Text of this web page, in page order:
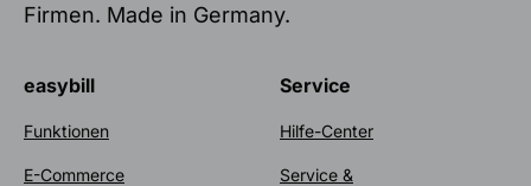
Firmen. Made in Germany.
easybill
Funktionen
E-Commerce
Service
Hilfe-Center
Service &